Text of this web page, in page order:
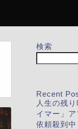
検索
Recent
人生の残
イマー」
依頼殺到